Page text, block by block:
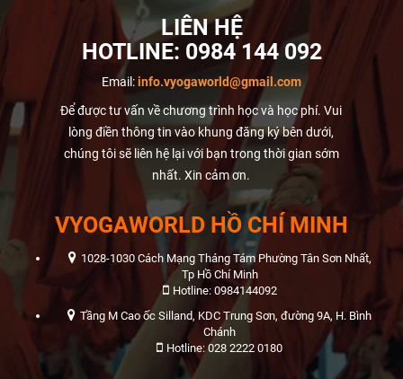
LIÊN HỆ
HOTLINE: 0984 144 092
Email:info.vyogaworld@gmail.com
Để được tư vấn về chương trình học và học phí. Vui
lòng điền thông tin vào khung đăng ký bên dưới,
chúng tôi sẽ liên hệ lại với bạn trong thời gian sớm
nhất. Xin cảm ơn.
VYOGAWORLD HỒ CHÍ MINH
1028-1030 Cách Mạng Tháng Tám Phường Tân Sơn Nhất,
Tp Hồ Chí Minh
Hotline: 0984144092
Tầng M Cao ốc Silland, KDC Trung Sơn, đường 9A, H. Bình
Chánh
Hotline: 028 2222 0180